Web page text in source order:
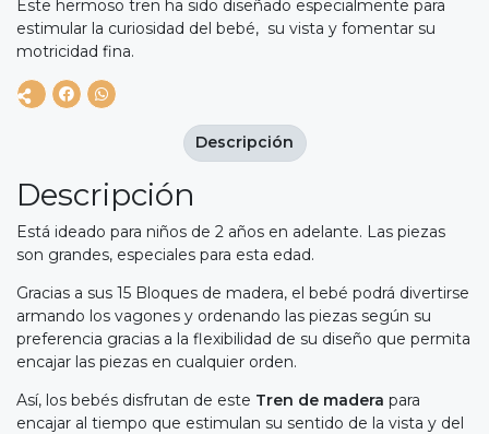
Este hermoso tren ha sido diseñado especialmente para
estimular la curiosidad del bebé, su vista y fomentar su
motricidad fina.
Descripción
Está ideado para niños de 2 años en adelante. Las piezas
son grandes, especiales para esta edad.
Gracias a sus 15 Bloques de madera, el bebé podrá divertirse
armando los vagones y ordenando las piezas según su
preferencia gracias a la flexibilidad de su diseño que permita
encajar las piezas en cualquier orden.
Así, los bebés disfrutan de este Tren de madera para
encajar al tiempo que estimulan su sentido de la vista y del
Descripción